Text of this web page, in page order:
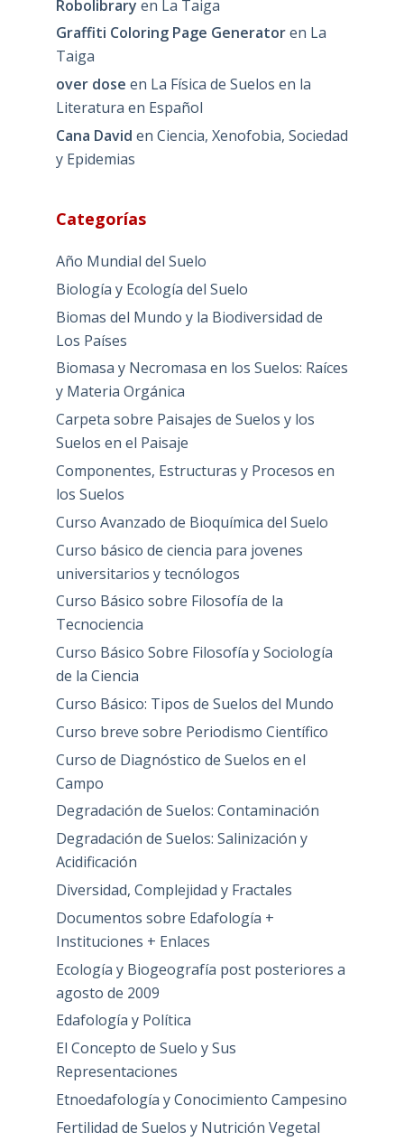
Robolibrary en La Taiga
Graffiti Coloring Page Generatoren La
Taiga
over dose en La Física de Suelos en la
Literatura en Español
Cana David en Ciencia, Xenofobia, Sociedad
y Epidemias
Categorías
Año Mundial del Suelo
Biología y Ecología del Suelo
Biomas del Mundo y la Biodiversidad de
Los Países
Biomasa y Necromasa en los Suelos: Raíces
y Materia Orgánica
Carpeta sobre Paisajes de Suelos y los
Suelos en el Paisaje
Componentes, Estructuras y Procesos en
los Suelos
Curso Avanzado de Bioquímica del Suelo
Curso básico de ciencia para jovenes
universitarios y tecnólogos
Curso Básico sobre Filosofía de la
Tecnociencia
Curso Básico Sobre Filosofía y Sociología
de la Ciencia
Curso Básico: Tipos de Suelos del Mundo
Curso breve sobre Periodismo Científico
Curso de Diagnóstico de Suelos en el
Campo
Degradación de Suelos: Contaminación
Degradación de Suelos: Salinización y
Acidificación
Diversidad, Complejidad y Fractales
Documentos sobre Edafología +
Instituciones + Enlaces
Ecología y Biogeografía post posteriores a
agosto de 2009
Edafología y Política
El Concepto de Suelo y Sus
Representaciones
Etnoedafología y Conocimiento Campesino
Fertilidad de Suelos y Nutrición Vegetal